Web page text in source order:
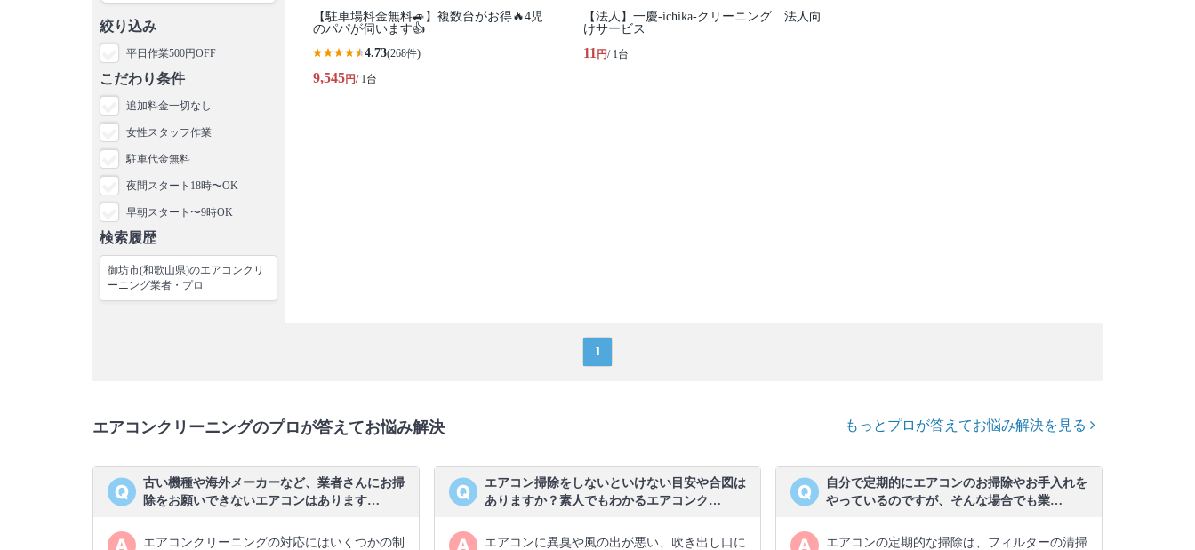
絞り込み
平日作業500円OFF
こだわり条件
追加料金一切なし
女性スタッフ作業
駐車代金無料
夜間スタート18時〜OK
早朝スタート〜9時OK
検索履歴
御坊市(和歌山県)のエアコンクリ
ーニング業者・プロ
【駐車場料金無料🚙】複数台がお得🔥4児
のパパが伺います👍
4.73(268件)
9,545円/ 1台
【法人】一慶-ichika-クリーニング 法人向
けサービス
11 円/ 1台
1
エアコンクリーニングのプロが答えてお悩み解決 もっとプロが答えてお悩み解決を見る
古い機種や海外メーカーなど、業者さんにお掃
除をお願いできないエアコンはあります…
エアコンクリーニングの対応にはいくつかの制
エアコン掃除をしないといけない目安や合図は
ありますか？素人でもわかるエアコンク…
エアコンに異臭や風の出が悪い、吹き出し口に
自分で定期的にエアコンのお掃除やお手入れを
やっているのですが、そんな場合でも業…
エアコンの定期的な掃除は、フィルターの清掃